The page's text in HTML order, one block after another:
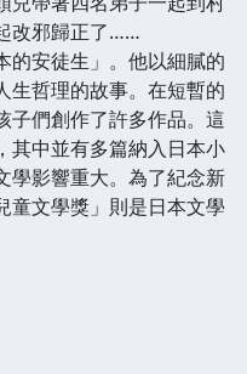
改邪歸正了……
的安徒生」。他以細膩的
生哲理的故事。在短暫的
子們創作了許多作品。這
其中並有多篇納入日本小
學影響重大。為了紀念新
童文學獎」則是日本文學